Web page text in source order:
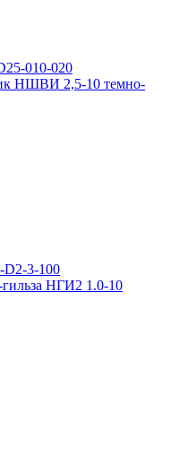
НШВИ 2,5-10 темно-
НГИ2 1.0-10